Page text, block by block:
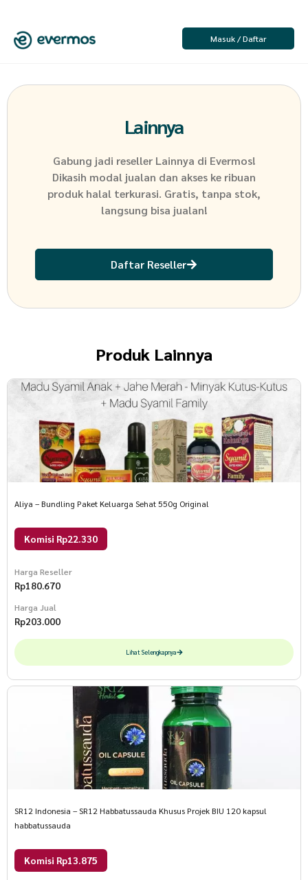
Masuk / Daftar
Lainnya
Gabung jadi reseller Lainnya di Evermos!
Dikasih modal jualan dan akses ke ribuan
produk halal terkurasi. Gratis, tanpa stok,
langsung bisa jualan!
Daftar Reseller
Produk Lainnya
Aliya – Bundling Paket Keluarga Sehat 550g Original
Komisi Rp22.330
Harga Reseller
Rp180.670
Harga Jual
Rp203.000
Lihat Selengkapnya
SR12 Indonesia – SR12 Habbatussauda Khusus Projek BIU 120 kapsul
habbatussauda
Komisi Rp13.875